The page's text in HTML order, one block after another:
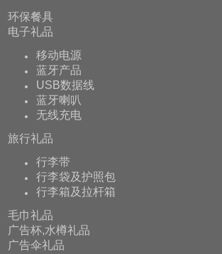
环保餐具
电子礼品
移动电源
蓝牙产品
USB数据线
蓝牙喇叭
无线充电
旅行礼品
行李带
行李袋及护照包
行李箱及拉杆箱
毛巾礼品
广告杯,水樽礼品
广告伞礼品